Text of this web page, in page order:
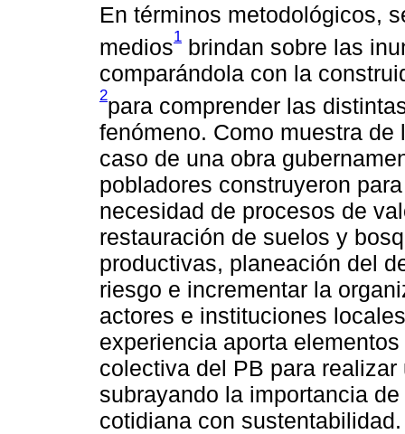
En términos metodológicos,
medios1 brindan sobre las
comparándola con la
2para comprender las
fenómeno. Como muestra
caso de una obra
pobladores construyeron
necesidad de procesos de
restauración de suelos y
productivas, planeación del
riesgo e incrementar la
actores e instituciones
experiencia aporta
colectiva del PB para
subrayando la importancia
cotidiana con sustentabilidad.